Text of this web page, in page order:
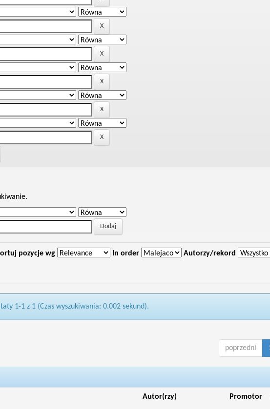
pozycje wg In order Autorzy/rekord
1-1 z 1 (Czas wyszukiwania: 0.002 sekund).
poprzedni
Autor(rzy) Promotor